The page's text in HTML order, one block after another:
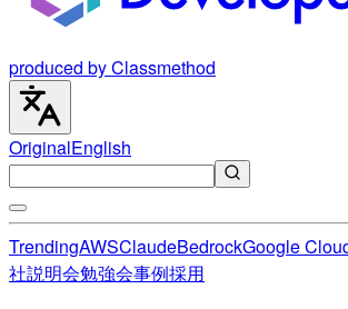
produced by Classmethod
OriginalEnglish
TrendingAWSClaudeBedrockGoogle
社説明会勉強会事例採用